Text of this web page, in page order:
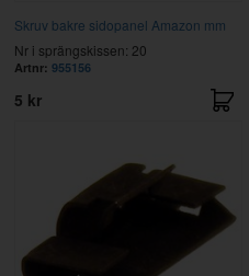
Skruv bakre sidopanel Amazon mm
Nr i sprängskissen: 20
Artnr: 955156
5 kr